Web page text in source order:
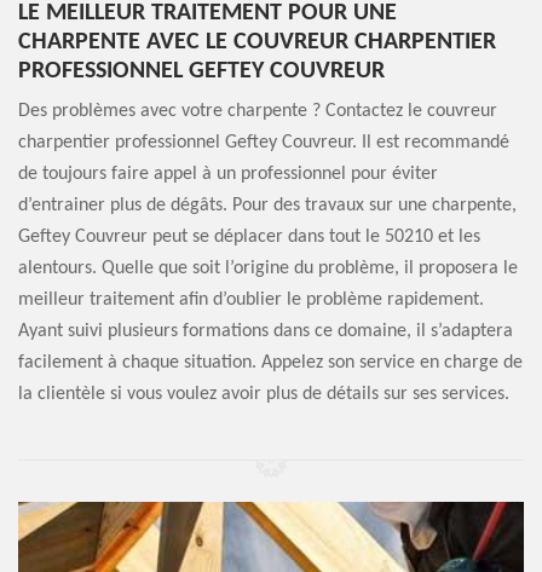
LE MEILLEUR TRAITEMENT POUR UNE
CHARPENTE AVEC LE COUVREUR CHARPENTIER
PROFESSIONNEL GEFTEY COUVREUR
Des problèmes avec votre charpente ? Contactez le couvreur
charpentier professionnel Geftey Couvreur. Il est recommandé
de toujours faire appel à un professionnel pour éviter
d’entrainer plus de dégâts. Pour des travaux sur une charpente,
Geftey Couvreur peut se déplacer dans tout le 50210 et les
alentours. Quelle que soit l’origine du problème, il proposera le
meilleur traitement afin d’oublier le problème rapidement.
Ayant suivi plusieurs formations dans ce domaine, il s’adaptera
facilement à chaque situation. Appelez son service en charge de
la clientèle si vous voulez avoir plus de détails sur ses services.